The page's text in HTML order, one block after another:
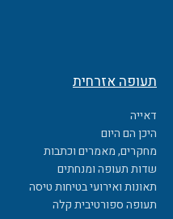
תעופה אזרחית
דאייה
היכן הם היום
מחקרים, מאמרים וכתבות
שדות תעופה ומנחתים
תאונות ואירועי בטיחות טיסה
תעופה ספורטיבית קלה